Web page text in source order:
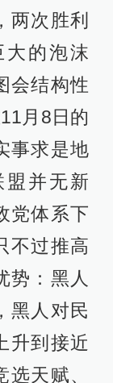
两次胜利
的泡沫
会结构性
月8日的
事求是地
并无新
党体系下
不过推高
势：黑人
黑人对民
升到接近
天赋、